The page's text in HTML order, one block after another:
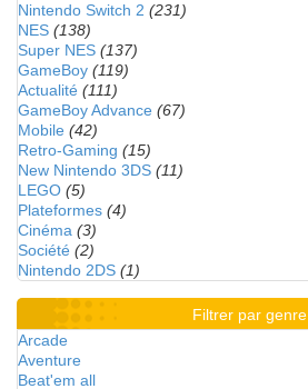
Nintendo Switch 2 (231)
NES (138)
Super NES (137)
GameBoy (119)
Actualité (111)
GameBoy Advance (67)
Mobile (42)
Retro-Gaming (15)
New Nintendo 3DS (11)
LEGO (5)
Plateformes (4)
Cinéma (3)
Société (2)
Nintendo 2DS (1)
Filtrer par genre
Arcade
Aventure
Beat'em all